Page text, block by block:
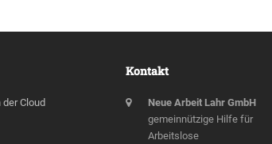
Kontakt
Neue Arbeit Lahr GmbH
gemeinnützige Hilfe für
Arbeitslose